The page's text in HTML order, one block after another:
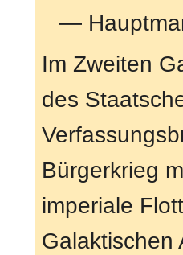
—
Im Zweiten
des
Bürgerkrieg
imperiale
Galaktischen